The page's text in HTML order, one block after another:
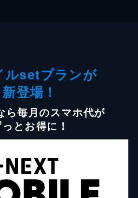
ルsetプランが
新登場！
ら毎月のスマホ代が
とお得に！